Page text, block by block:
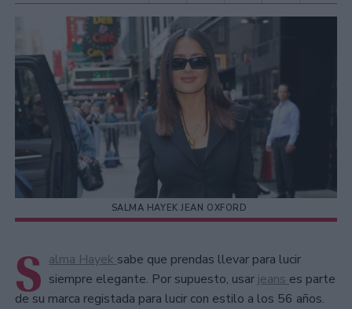
SALMA HAYEK JEAN OXFORD
S alma Hayek sabe que prendas llevar para lucir
siempre elegante. Por supuesto, usar jeans es parte
de su marca registada para lucir con estilo a los 56 años.